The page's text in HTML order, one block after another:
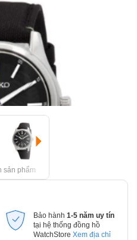
sản phẩm
Bảo hành 1-5 năm uy tín
tại hệ thống đồng hồ
WatchStore Xem địa chỉ